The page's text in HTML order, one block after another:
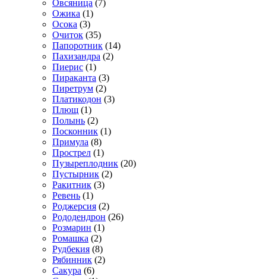
Овсяница (7)
Ожика (1)
Осока (3)
Очиток (35)
Папоротник (14)
Пахизандра (2)
Пиерис (1)
Пираканта (3)
Пиретрум (2)
Платикодон (3)
Плющ (1)
Полынь (2)
Посконник (1)
Примула (8)
Прострел (1)
Пузыреплодник (20)
Пустырник (2)
Ракитник (3)
Ревень (1)
Роджерсия (2)
Рододендрон (26)
Розмарин (1)
Ромашка (2)
Рудбекия (8)
Рябинник (2)
Сакура (6)